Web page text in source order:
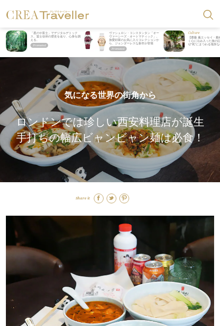
「星のや富士」でデジタルデトック
ス。冨士信仰の歴史を辿り、心身を調
える。
ヴァシュロン・コンスタンタン「オー
ヴァーシーズ・オートマティック」。
旅愛好家のお気に入りコレクションか
ら、ジェンダーレスな新作が登場
Culture
【齋藤 薫エッセイ・最
く心に沁み入った旅の
ぜ“死”にまつわる場所
気になる世界の街角から
ロンドンでは珍しい西安料理店が誕生
手打ちの幅広ビャンビャン麺は必食！
Share it